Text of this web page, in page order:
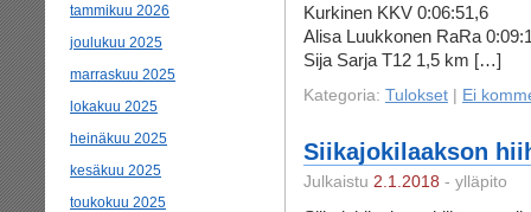
tammikuu 2026
joulukuu 2025
marraskuu 2025
lokakuu 2025
heinäkuu 2025
kesäkuu 2025
toukokuu 2025
Kurkinen KKV 0:06:51,6
Alisa Luukkonen RaRa
Sija Sarja T12 1,5 km […]
Kategoria: Tulokset Ei
Siikajokilaakson
Julkaistu 2.1.2018 - ylläpito